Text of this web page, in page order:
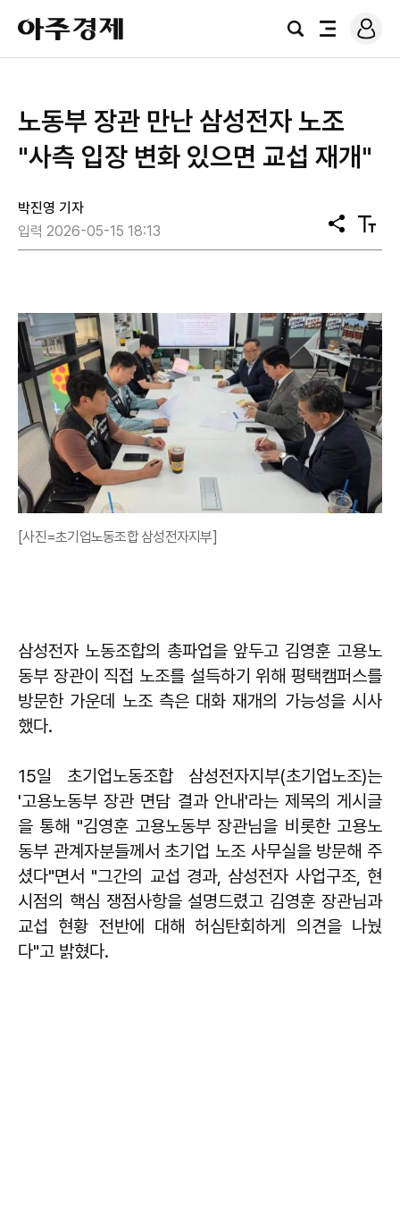
아
주
경
검
전
로
그
노동부 장관 만난 삼성전자 노조
"사측 입장 변화 있으면 교섭 재개"
박진영 기자
입력 2026-05-15 18:13
공
유
텍
스
[사진=초기업노동조합 삼성전자지부]
삼성전자 노동조합의 총파업을 앞두고 김영훈 고용노
동부 장관이 직접 노조를 설득하기 위해 평택캠퍼스를
방문한 가운데 노조 측은 대화 재개의 가능성을 시사
했다.
15일 초기업노동조합 삼성전자지부(초기업노조)는
'고용노동부 장관 면담 결과 안내'라는 제목의 게시글
을 통해 "김영훈 고용노동부 장관님을 비롯한 고용노
동부 관계자분들께서 초기업 노조 사무실을 방문해 주
셨다"면서 "그간의 교섭 경과, 삼성전자 사업구조, 현
시점의 핵심 쟁점사항을 설명드렸고 김영훈 장관님과
교섭 현황 전반에 대해 허심탄회하게 의견을 나눴
다"고 밝혔다.